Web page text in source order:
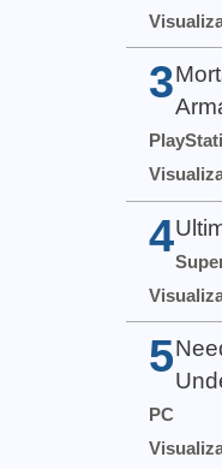
3
4
5
PC